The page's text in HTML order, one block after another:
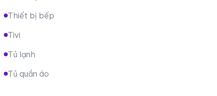
Thiết bị bếp
Tivi
Tủ lạnh
Tủ quần áo